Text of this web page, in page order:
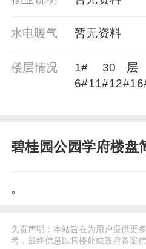
水电暖气 暂⽆资料
楼层情况
1# 30层
碧桂园公园学府楼盘
。
免责声明：本站旨在为用户提供更
考，最终信息以售楼处或政府备案信